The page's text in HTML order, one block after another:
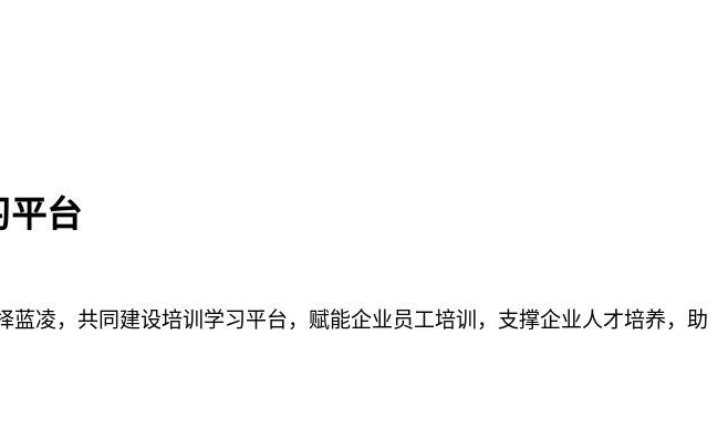
平台
凌，共同建设培训学习平台，赋能企业员工培训，支撑企业人才培养，助